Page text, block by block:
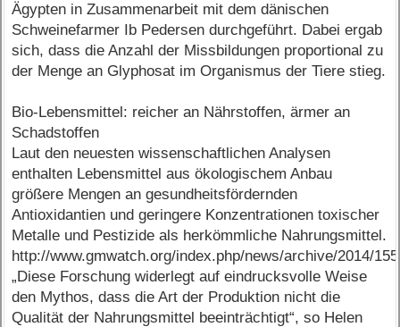
Ägypten in Zusammenarbeit mit dem dänischen
Schweinefarmer Ib Pedersen durchgeführt. Dabei ergab
sich, dass die Anzahl der Missbildungen proportional zu
der Menge an Glyphosat im Organismus der Tiere stieg.
Bio-Lebensmittel: reicher an Nährstoffen, ärmer an
Schadstoffen
Laut den neuesten wissenschaftlichen Analysen
enthalten Lebensmittel aus ökologischem Anbau
größere Mengen an gesundheitsfördernden
Antioxidantien und geringere Konzentrationen toxischer
Metalle und Pestizide als herkömmliche Nahrungsmittel.
http://www.gmwatch.org/index.php/news/archive/2014/
„Diese Forschung widerlegt auf eindrucksvolle Weise
den Mythos, dass die Art der Produktion nicht die
Qualität der Nahrungsmittel beeinträchtigt“, so Helen